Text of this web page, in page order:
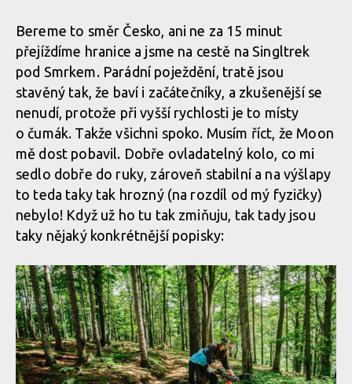
Bereme to směr Česko, ani ne za 15 minut
přejíždíme hranice a jsme na cestě na Singltrek
pod Smrkem. Parádní poježdění, tratě jsou
stavěný tak, že baví i začátečníky, a zkušenější se
nenudí, protože při vyšší rychlosti je to místy
o čumák. Takže všichni spoko. Musím říct, že Moon
mě dost pobavil. Dobře ovladatelný kolo, co mi
sedlo dobře do ruky, zároveň stabilní a na výšlapy
to teda taky tak hrozný (na rozdíl od mý fyzičky)
nebylo! Když už ho tu tak zmiňuju, tak tady jsou
taky nějaký konkrétnější popisky: